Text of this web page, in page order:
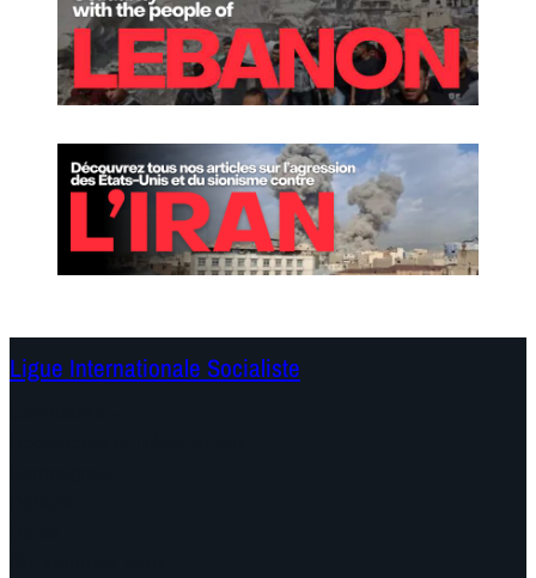
Ligue Internationale Socialiste